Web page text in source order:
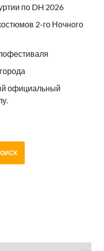
по DH 2026
2-го Ночного
официальный